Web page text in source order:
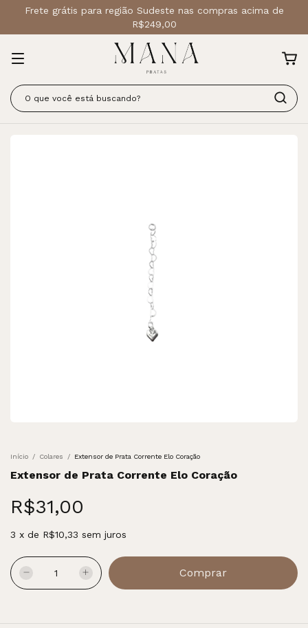
Frete grátis para região Sudeste nas compras acima de
R$249,00
Início / Colares / Extensor de Prata Corrente Elo Coração
Extensor de Prata Corrente Elo Coração
R$31,00
3 x de R$10,33 sem juros